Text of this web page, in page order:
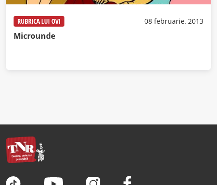
RUBRICA LUI OVI 08 februarie, 2013
Microunde